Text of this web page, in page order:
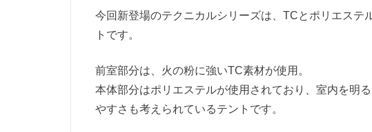
今回新登場のテクニカルシリーズは、TCとポリエステ
トです。
前室部分は、火の粉に強いTC素材が使用。
本体部分はポリエステルが使用されており、室内を明
やすさも考えられているテントです。